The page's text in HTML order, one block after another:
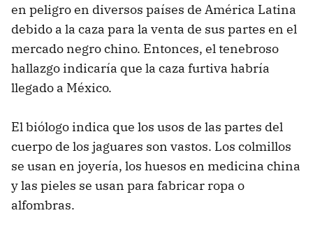
en peligro en diversos países de América Latina
debido a la caza para la venta de sus partes en el
mercado negro chino. Entonces, el tenebroso
hallazgo indicaría que la caza furtiva habría
llegado a México.
El biólogo indica que los usos de las partes del
cuerpo de los jaguares son vastos. Los colmillos
se usan en joyería, los huesos en medicina china
y las pieles se usan para fabricar ropa o
alfombras.